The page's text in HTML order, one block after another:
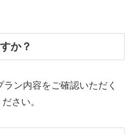
か？
ン内容をご確認いただく
さい。